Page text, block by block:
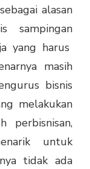
alasan
sampingan
yang harus
masih
bisnis
melakukan
perbisnisan,
untuk
tidak ada